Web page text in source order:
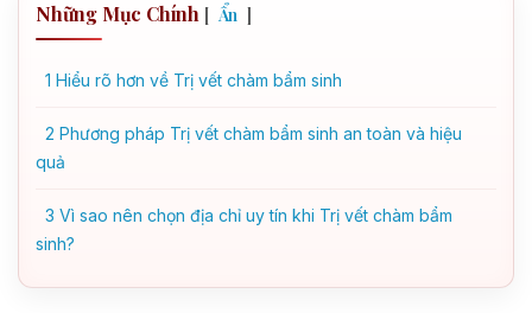
Những Mục Chính [ Ẩn ]
1 Hiểu rõ hơn về Trị vết chàm bẩm sinh
2 Phương pháp Trị vết chàm bẩm sinh an toàn và hiệu
quả
3 Vì sao nên chọn địa chỉ uy tín khi Trị vết chàm bẩm
sinh?